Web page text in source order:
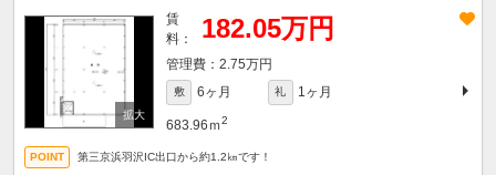
賃
料：
182.05万円
2.75万円
敷 6ヶ月 礼 1ヶ月
683.96ｍ2
第三京浜羽沢IC出口から約1.2㎞です！